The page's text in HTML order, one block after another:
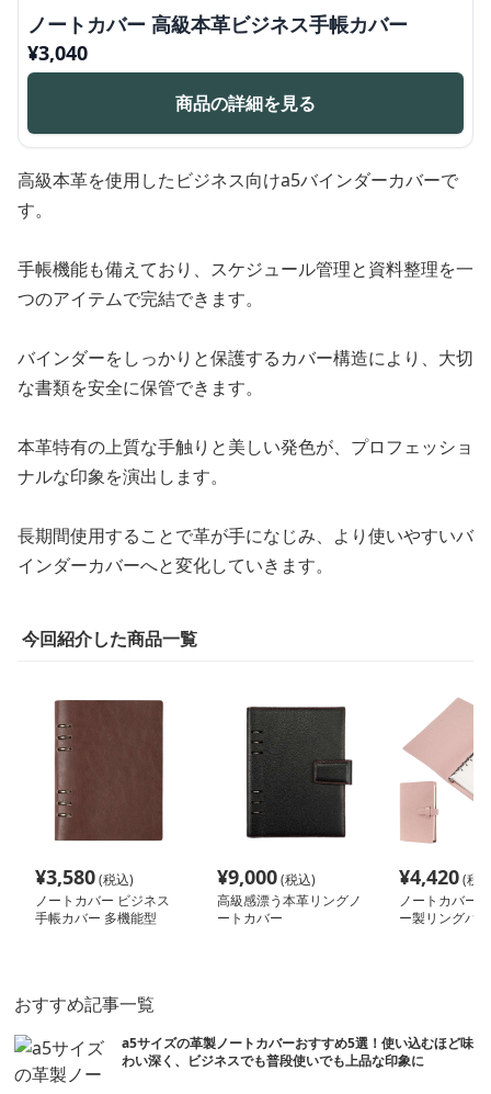
ノートカバー 高級本革ビジネス手帳カバー
¥3,040
商品の詳細を見る
高級本革を使用したビジネス向けa5バインダーカバーで
す。
手帳機能も備えており、スケジュール管理と資料整理を一
つのアイテムで完結できます。
バインダーをしっかりと保護するカバー構造により、大切
な書類を安全に保管できます。
本革特有の上質な手触りと美しい発色が、プロフェッショ
ナルな印象を演出します。
長期間使用することで革が手になじみ、より使いやすいバ
インダーカバーへと変化していきます。
今回紹介した商品一覧
¥3,580(税込)
ノートカバー ビジネス
手帳カバー 多機能型
¥9,000(税込)
高級感漂う本革リングノ
ートカバー
¥4,420(税
ノートカバー
ー製リングバ
おすすめ記事一覧
a5サイズの革製ノートカバーおすすめ5選！使い込むほど味
わい深く、ビジネスでも普段使いでも上品な印象に